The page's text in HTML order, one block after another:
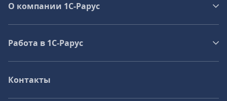
О компании 1C-Рарус
Работа в 1С‑Рарус
Контакты